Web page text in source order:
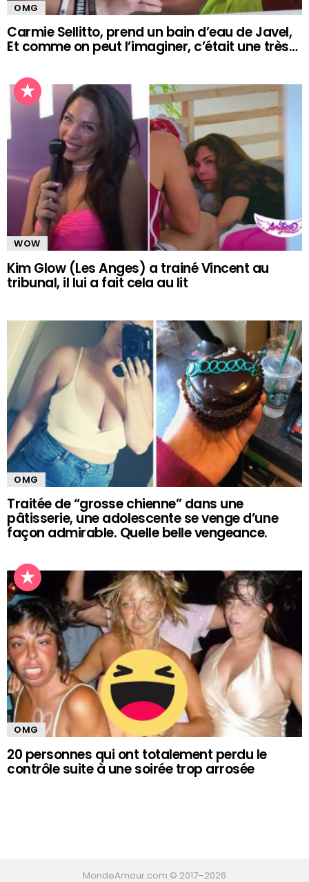
OMG
Carmie Sellitto, prend un bain d’eau de Javel,
Et comme on peut l’imaginer, c’était une très…
WOW
Kim Glow (Les Anges) a trainé Vincent au
tribunal, il lui a fait cela au lit
OMG
Traitée de “grosse chienne” dans une
pâtisserie, une adolescente se venge d’une
façon admirable. Quelle belle vengeance.
OMG
20 personnes qui ont totalement perdu le
contrôle suite à une soirée trop arrosée
MondeAmour.com © 2017–2026